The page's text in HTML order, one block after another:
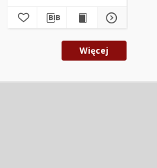
Więcej